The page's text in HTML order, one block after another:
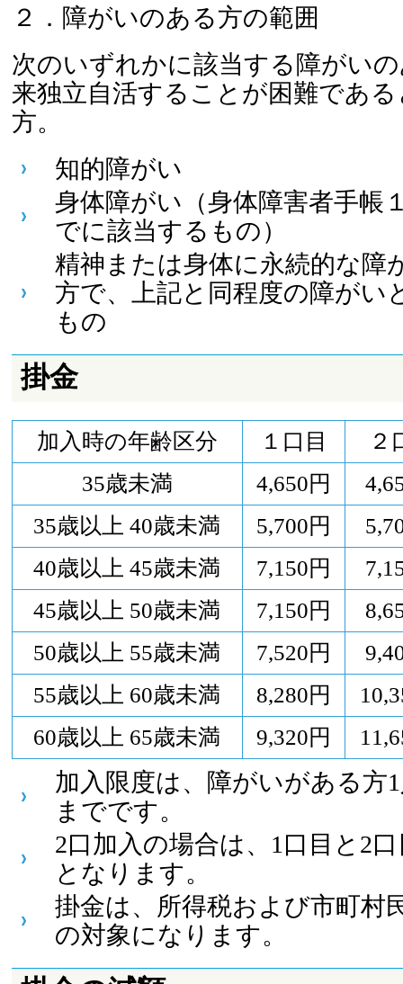
２．障がいのある方の範囲
次のいずれかに該当する障がい
来独立自活することが困難であ
方。
知的障がい
身体障がい（身体障害者手帳
でに該当するもの）
精神または身体に永続的な障
方で、上記と同程度の障がい
もの
掛金
加入時の年齢区分 １口目
２
35歳未満
4,650円
35歳以上 40歳未満
5,700円
40歳以上 45歳未満
7,150円
45歳以上 50歳未満
7,150円
50歳以上 55歳未満
7,520円
55歳以上 60歳未満
8,280円
60歳以上 65歳未満
9,320円
加入限度は、障がいがある方
までです。
2口加入の場合は、1口目と2
となります。
掛金は、所得税および市町村
の対象になります。